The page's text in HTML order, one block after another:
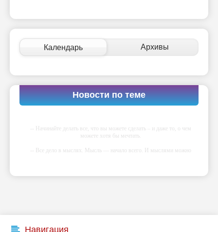
Календарь Архивы
Новости по теме
-- Начинайте делать все, что вы можете сделать – и даже то, о чем
можете хотя бы мечтать.
-- Все дело в мыслях. Мысль — начало всего. И мыслями можно
мимо ушей. Он никогда не бывает полезен никому, кроме того, кто
Навигация